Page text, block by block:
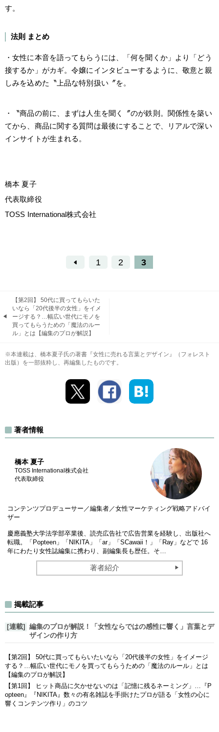
す。
法則 まとめ
・女性に本音を語ってもらうには、「何を聞くか」より「どう
接するか」がカギ。令嬢にインタビューするように、敬意と親
しみを込めた〝上品な特別扱い〞を。
・〝商品の前に、まずは人生を聞く〞のが鉄則。関係性を築い
てから、商品に関する質問は最後にすることで、リアルで深い
インサイトが生まれる。
橋本 夏子
代表取締役
TOSS International株式会社
1 2 3
【第2回】 50代に買ってもらいた
いなら「20代後半の女性」をイメ
ージする？…幅広い世代にモノを
買ってもらうための「魔法のルー
ル」とは【編集のプロが解説】
※本連載は、橋本夏子氏の著書『女性に売れる言葉とデザイン』（フォレスト
出版）を一部抜粋し、再編集したものです。
著者情報
橋本 夏子
TOSS International株式会社
代表取締役
コンテンツプロデューサー／編集者／女性マーケティング戦略アドバイ
ザー
慶應義塾大学法学部卒業後、読売広告社で広告営業を経験し、出版社へ
転職。「Popteen」「NIKITA」「ar」「SCawaii！」「Ray」などで 16
年にわたり女性誌編集に携わり、副編集長も歴任。そ…
著者紹介
揭載記事
[連載] 編集のプロが解説！「女性ならではの感性に響く」言葉とデ
ザインの作り方
【第2回】 50代に買ってもらいたいなら「20代後半の女性」をイメージ
する？…幅広い世代にモノを買ってもらうための「魔法のルール」とは
【編集のプロが解説】
【第1回】 ヒット商品に欠かせないのは「記憶に残るネーミング」…『P
opteen』『NIKITA』数々の有名雑誌を手掛けたプロが語る「女性の心に
響くコンテンツ作り」のコツ